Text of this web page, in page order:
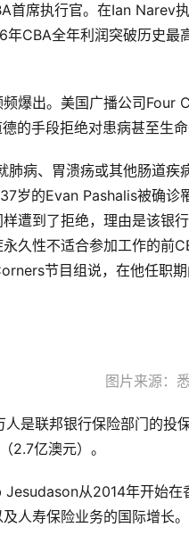
首席执行官。在Ian Narev
年CBA全年利润突破历史
爆出。美国广播公司Four
的手段拒绝对患病甚至生命
肺病、胃溃疡或其他肠道
岁的Evan Pashalis被确
遭到了拒绝，理由是该银
久性不适合参加工作的
节目组说，在他任职
图片来源：
是联邦银行保险部门的投
2.7亿澳元）。
从2014年开始在
人寿保险业务的国际增长。